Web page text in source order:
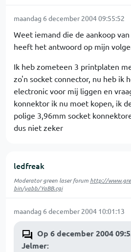
maandag 6 december 2004 09:55:52
Weet iemand die de aankoop
heeft het antwoord op mijn
Ik heb zometeen 3 printplaten
zo'n socket connector, nu heb ik
electronic voor mij liggen en
konnektor ik nu moet kopen, ik
polige 3,96mm socket
dus niet zeker
ledfreak
Moderator green laser forum http://
bin/yabb/YaBB.cgi
maandag 6 december 2004 10:01:13
Op 6 december 2004
Jelmer: